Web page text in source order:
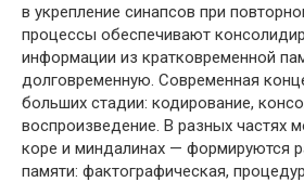
в укрепление синапсов при
процессы обеспечивают
информации из кратковременной
долговременную. Современная
больших стадии: кодирование,
воспроизведение. В разных частях
коре и миндалинах — формируются
памяти: фактографическая,